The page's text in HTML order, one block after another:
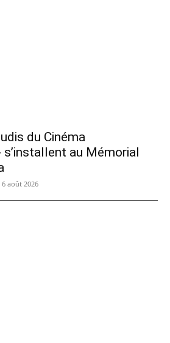
du Cinéma
s’installent au Mémorial
6 août 2026